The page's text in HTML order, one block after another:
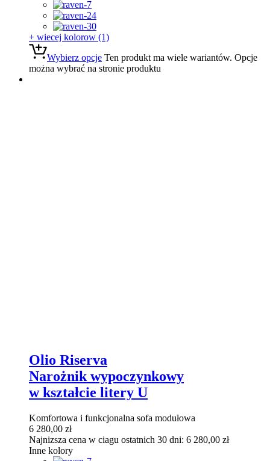
+ wiecej kolorow (1)
Wybierz opcje Ten produkt ma wiele wariantów. Opcje
można wybrać na stronie produktu
Olio Riserva
Narożnik wypoczynkowy
w kształcie litery U
Komfortowa i funkcjonalna sofa modułowa
6 280,00 zł
Najnizsza cena w ciagu ostatnich 30 dni: 6 280,00 zł
Inne kolory